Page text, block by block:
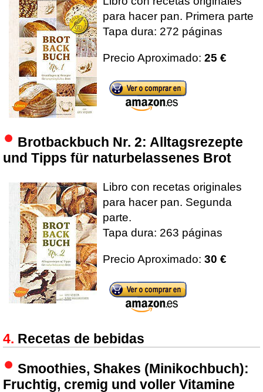
para hacer pan. Primera parte
Tapa dura: 272 páginas
Precio Aproximado: 25 €
Brotbackbuch Nr. 2: Alltagsrezepte
und Tipps für naturbelassenes Brot
Libro con recetas originales
para hacer pan. Segunda
parte.
Tapa dura: 263 páginas
Precio Aproximado: 30 €
Recetas de bebidas
Smoothies, Shakes (Minikochbuch):
Fruchtig, cremig und voller Vitamine